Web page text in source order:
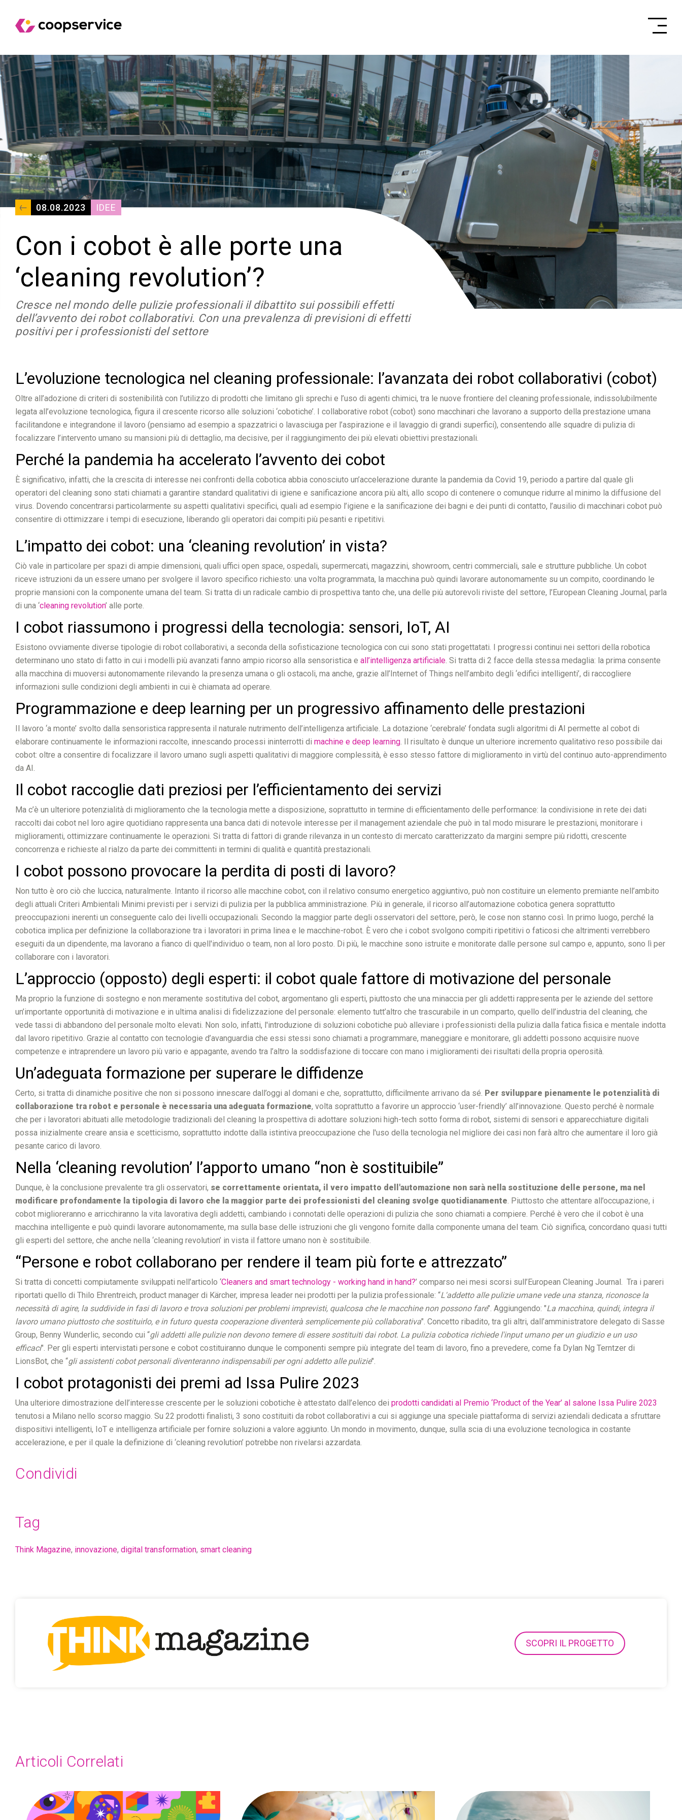
08.08.2023 IDEE
Con i cobot è alle porte una
‘cleaning revolution’?
Cresce nel mondo delle pulizie professionali il dibattito sui possibili effetti
dell’avvento dei robot collaborativi. Con una prevalenza di previsioni di effetti
positivi per i professionisti del settore
L’evoluzione tecnologica nel cleaning professionale: l’avanzata dei robot collaborativi (cobot)
Oltre all’adozione di criteri di sostenibilità con l’utilizzo di prodotti che limitano gli sprechi e l’uso di agenti chimici, tra le nuove frontiere del cleaning professionale, indissolubilmente
legata all’evoluzione tecnologica, figura il crescente ricorso alle soluzioni ‘cobotiche’. I collaborative robot (cobot) sono macchinari che lavorano a supporto della prestazione umana
facilitandone e integrandone il lavoro (pensiamo ad esempio a spazzatrici o lavasciuga per l’aspirazione e il lavaggio di grandi superfici), consentendo alle squadre di pulizia di
focalizzare l’intervento umano su mansioni più di dettaglio, ma decisive, per il raggiungimento dei più elevati obiettivi prestazionali.
Perché la pandemia ha accelerato l’avvento dei cobot
È significativo, infatti, che la crescita di interesse nei confronti della cobotica abbia conosciuto un’accelerazione durante la pandemia da Covid 19, periodo a partire dal quale gli
operatori del cleaning sono stati chiamati a garantire standard qualitativi di igiene e sanificazione ancora più alti, allo scopo di contenere o comunque ridurre al minimo la diffusione del
virus. Dovendo concentrarsi particolarmente su aspetti qualitativi specifici, quali ad esempio l’igiene e la sanificazione dei bagni e dei punti di contatto, l’ausilio di macchinari cobot può
consentire di ottimizzare i tempi di esecuzione, liberando gli operatori dai compiti più pesanti e ripetitivi.
L’impatto dei cobot: una ‘cleaning revolution’ in vista?
Ciò vale in particolare per spazi di ampie dimensioni, quali uffici open space, ospedali, supermercati, magazzini, showroom, centri commerciali, sale e strutture pubbliche. Un cobot
riceve istruzioni da un essere umano per svolgere il lavoro specifico richiesto: una volta programmata, la macchina può quindi lavorare autonomamente su un compito, coordinando le
proprie mansioni con la componente umana del team. Si tratta di un radicale cambio di prospettiva tanto che, una delle più autorevoli riviste del settore, l’European Cleaning Journal, parla
di una ‘cleaning revolution’ alle porte.
I cobot riassumono i progressi della tecnologia: sensori, IoT, AI
Esistono ovviamente diverse tipologie di robot collaborativi, a seconda della sofisticazione tecnologica con cui sono stati progettatati. I progressi continui nei settori della robotica
determinano uno stato di fatto in cui i modelli più avanzati fanno ampio ricorso alla sensoristica e all’intelligenza artificiale. Si tratta di 2 facce della stessa medaglia: la prima consente
alla macchina di muoversi autonomamente rilevando la presenza umana o gli ostacoli, ma anche, grazie all’Internet of Things nell’ambito degli ‘edifici intelligenti’, di raccogliere
informazioni sulle condizioni degli ambienti in cui è chiamata ad operare.
Programmazione e deep learning per un progressivo affinamento delle prestazioni
Il lavoro ‘a monte’ svolto dalla sensoristica rappresenta il naturale nutrimento dell’intelligenza artificiale. La dotazione ‘cerebrale’ fondata sugli algoritmi di AI permette al cobot di
elaborare continuamente le informazioni raccolte, innescando processi ininterrotti di machine e deep learning. Il risultato è dunque un ulteriore incremento qualitativo reso possibile dai
cobot: oltre a consentire di focalizzare il lavoro umano sugli aspetti qualitativi di maggiore complessità, è esso stesso fattore di miglioramento in virtù del continuo auto-apprendimento
da AI.
Il cobot raccoglie dati preziosi per l’efficientamento dei servizi
Ma c’è un ulteriore potenzialità di miglioramento che la tecnologia mette a disposizione, soprattutto in termine di efficientamento delle performance: la condivisione in rete dei dati
raccolti dai cobot nel loro agire quotidiano rappresenta una banca dati di notevole interesse per il management aziendale che può in tal modo misurare le prestazioni, monitorare i
miglioramenti, ottimizzare continuamente le operazioni. Si tratta di fattori di grande rilevanza in un contesto di mercato caratterizzato da margini sempre più ridotti, crescente
concorrenza e richieste al rialzo da parte dei committenti in termini di qualità e quantità prestazionali.
I cobot possono provocare la perdita di posti di lavoro?
Non tutto è oro ciò che luccica, naturalmente. Intanto il ricorso alle macchine cobot, con il relativo consumo energetico aggiuntivo, può non costituire un elemento premiante nell’ambito
degli attuali Criteri Ambientali Minimi previsti per i servizi di pulizia per la pubblica amministrazione. Più in generale, il ricorso all’automazione cobotica genera soprattutto
preoccupazioni inerenti un conseguente calo dei livelli occupazionali. Secondo la maggior parte degli osservatori del settore, però, le cose non stanno così. In primo luogo, perché la
cobotica implica per definizione la collaborazione tra i lavoratori in prima linea e le macchine-robot. È vero che i cobot svolgono compiti ripetitivi o faticosi che altrimenti verrebbero
eseguiti da un dipendente, ma lavorano a fianco di quell'individuo o team, non al loro posto. Di più, le macchine sono istruite e monitorate dalle persone sul campo e, appunto, sono lì per
collaborare con i lavoratori.
L’approccio (opposto) degli esperti: il cobot quale fattore di motivazione del personale
Ma proprio la funzione di sostegno e non meramente sostitutiva del cobot, argomentano gli esperti, piuttosto che una minaccia per gli addetti rappresenta per le aziende del settore
un’importante opportunità di motivazione e in ultima analisi di fidelizzazione del personale: elemento tutt’altro che trascurabile in un comparto, quello dell’industria del cleaning, che
vede tassi di abbandono del personale molto elevati. Non solo, infatti, l'introduzione di soluzioni cobotiche può alleviare i professionisti della pulizia dalla fatica fisica e mentale indotta
dal lavoro ripetitivo. Grazie al contatto con tecnologie d’avanguardia che essi stessi sono chiamati a programmare, maneggiare e monitorare, gli addetti possono acquisire nuove
competenze e intraprendere un lavoro più vario e appagante, avendo tra l’altro la soddisfazione di toccare con mano i miglioramenti dei risultati della propria operosità.
Un’adeguata formazione per superare le diffidenze
Certo, si tratta di dinamiche positive che non si possono innescare dall’oggi al domani e che, soprattutto, difficilmente arrivano da sé. Per sviluppare pienamente le potenzialità di
collaborazione tra robot e personale è necessaria una adeguata formazione, volta soprattutto a favorire un approccio ‘user-friendly’ all’innovazione. Questo perché è normale
che per i lavoratori abituati alle metodologie tradizionali del cleaning la prospettiva di adottare soluzioni high-tech sotto forma di robot, sistemi di sensori e apparecchiature digitali
possa inizialmente creare ansia e scetticismo, soprattutto indotte dalla istintiva preoccupazione che l'uso della tecnologia nel migliore dei casi non farà altro che aumentare il loro già
pesante carico di lavoro.
Nella ‘cleaning revolution’ l’apporto umano “non è sostituibile”
Dunque, è la conclusione prevalente tra gli osservatori, se correttamente orientata, il vero impatto dell'automazione non sarà nella sostituzione delle persone, ma nel
modificare profondamente la tipologia di lavoro che la maggior parte dei professionisti del cleaning svolge quotidianamente. Piuttosto che attentare all’occupazione, i
cobot miglioreranno e arricchiranno la vita lavorativa degli addetti, cambiando i connotati delle operazioni di pulizia che sono chiamati a compiere. Perché è vero che il cobot è una
macchina intelligente e può quindi lavorare autonomamente, ma sulla base delle istruzioni che gli vengono fornite dalla componente umana del team. Ciò significa, concordano quasi tutti
gli esperti del settore, che anche nella ‘cleaning revolution’ in vista il fattore umano non è sostituibile.
“Persone e robot collaborano per rendere il team più forte e attrezzato”
Si tratta di concetti compiutamente sviluppati nell’articolo ‘Cleaners and smart technology - working hand in hand?’ comparso nei mesi scorsi sull’European Cleaning Journal. Tra i pareri
riportati quello di Thilo Ehrentreich, product manager di Kärcher, impresa leader nei prodotti per la pulizia professionale: “L'addetto alle pulizie umane vede una stanza, riconosce la
necessità di agire, la suddivide in fasi di lavoro e trova soluzioni per problemi imprevisti, qualcosa che le macchine non possono fare". Aggiungendo: "La macchina, quindi, integra il
lavoro umano piuttosto che sostituirlo, e in futuro questa cooperazione diventerà semplicemente più collaborativa". Concetto ribadito, tra gli altri, dall’amministratore delegato di Sasse
Group, Benny Wunderlic, secondo cui “gli addetti alle pulizie non devono temere di essere sostituiti dai robot. La pulizia cobotica richiede l'input umano per un giudizio e un uso
efficaci". Per gli esperti intervistati persone e cobot costituiranno dunque le componenti sempre più integrate del team di lavoro, fino a prevedere, come fa Dylan Ng Terntzer di
LionsBot, che “gli assistenti cobot personali diventeranno indispensabili per ogni addetto alle pulizie".
I cobot protagonisti dei premi ad Issa Pulire 2023
Una ulteriore dimostrazione dell’interesse crescente per le soluzioni cobotiche è attestato dall’elenco dei prodotti candidati al Premio ‘Product of the Year’ al salone Issa Pulire 2023
tenutosi a Milano nello scorso maggio. Su 22 prodotti finalisti, 3 sono costituiti da robot collaborativi a cui si aggiunge una speciale piattaforma di servizi aziendali dedicata a sfruttare
dispositivi intelligenti, IoT e intelligenza artificiale per fornire soluzioni a valore aggiunto. Un mondo in movimento, dunque, sulla scia di una evoluzione tecnologica in costante
accelerazione, e per il quale la definizione di ‘cleaning revolution’ potrebbe non rivelarsi azzardata.
Condividi
Tag
Think Magazine, innovazione, digital transformation, smart cleaning
SCOPRI IL PROGETTO
Articoli Correlati